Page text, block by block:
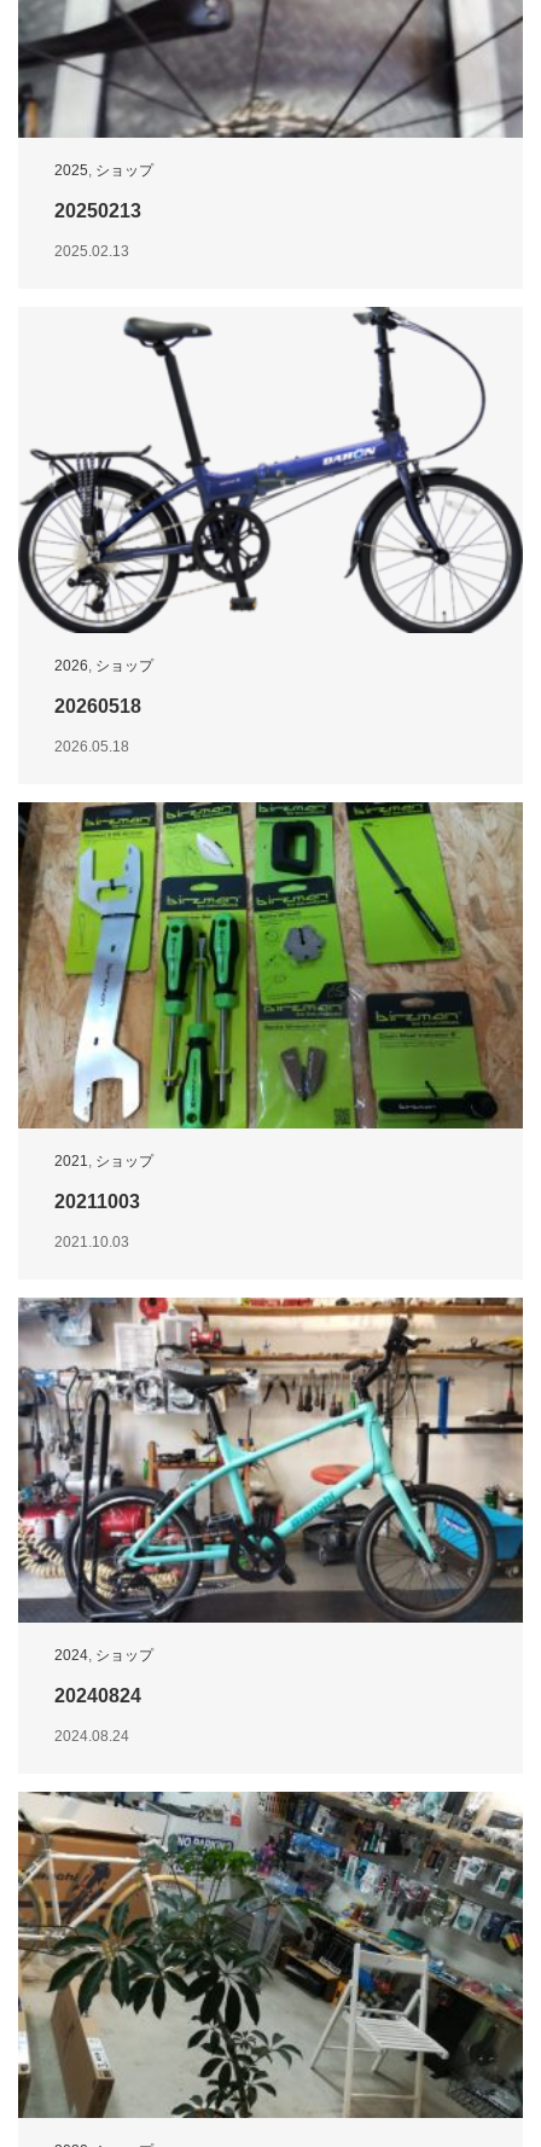
2025, ショップ
20250213
2025.02.13
2026, ショップ
20260518
2026.05.18
2021 ショップ
20211003
2021.10.03
2024, ショップ
20240824
2024.08.24